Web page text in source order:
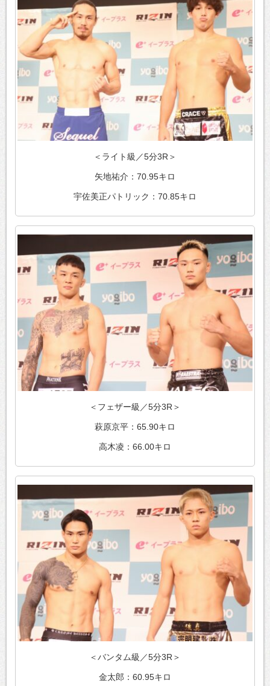
＜ライト級／5分3R＞
矢地祐介：70.95キロ
宇佐美正パトリック：70.85キロ
＜フェザー級／5分3R＞
萩原京平：65.90キロ
高木凌：66.00キロ
＜バンタム級／5分3R＞
金太郎：60.95キロ